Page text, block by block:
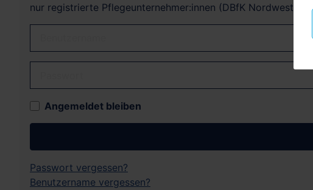
nur registrierte Pflegeunternehmer:innen (DBfK Nordwest +
Angemeldet bleiben
Passwort vergessen?
Benutzername vergessen?